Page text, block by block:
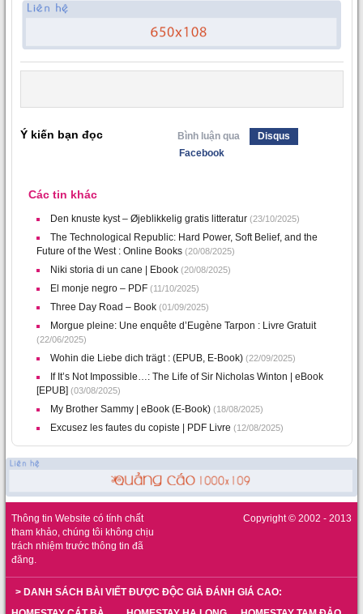
Ý kiến bạn đọc Bình luận qua
Disqus
Facebook
Các tin khác
Den knuste kyst – Øjeblikkelig gratis litteratur (23/10/2025)
The Technological Republic: Hard Power, Soft Belief, and the
Future of the West : Online Books (20/08/2025)
Niki storia di un cane | Ebook (20/08/2025)
El monje negro – PDF (11/10/2025)
Three Day Road – Book (01/09/2025)
Morgue pleine: Une enquête d’Eugène Tarpon : Livre Gratuit
(22/06/2025)
Wohin die Liebe dich trägt : (EPUB, E-Book) (22/09/2025)
If It’s Not Impossible…: The Life of Sir Nicholas Winton | eBook
[EPUB] (03/08/2025)
My Brother Sammy | eBook (E-Book) (18/08/2025)
Excusez les fautes du copiste | PDF Livre (12/08/2025)
Thông tin Website có tính chất
tham khảo, chúng tôi không chịu
trách nhiệm trước thông tin đã
đăng.
Copyright © 2002 - 2013
> DANH SÁCH BÀI VIẾT ĐƯỢC ĐỘC GIẢ ĐÁNH GIÁ CAO: